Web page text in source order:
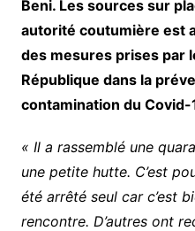
Beni. Les sources sur
autorité coutumière est
des mesures prises par
République dans la
contamination du Covid-
« Il a rassemblé une
une petite hutte. C’est
été arrêté seul car c’est
rencontre. D’autres ont